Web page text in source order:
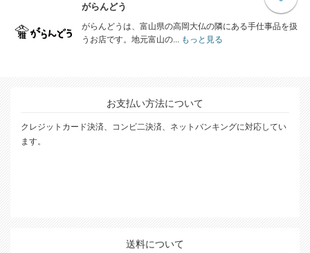
がらんどう
がらんどうは、富山県の高岡大仏の隣にある手仕事品を扱
うお店です。地元富山の...
もっと見る
お支払い方法について
クレジットカード決済、コンビ二決済、ネットバンキングに対応してい
ます。